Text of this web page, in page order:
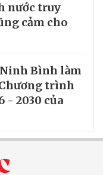
nước truy
cảm cho
Bình làm
trình
- 2030 của